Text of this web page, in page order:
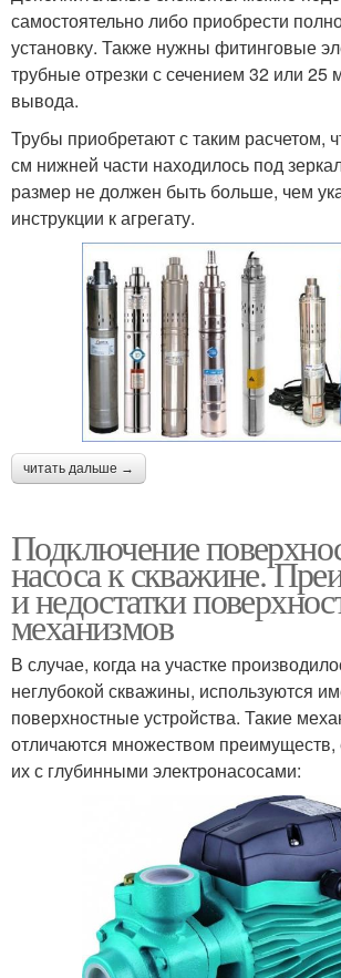
самостоятельно либо приобрести
установку. Также нужны фитинговые
трубные отрезки с сечением 32 или 25
вывода.
Трубы приобретают с таким расчетом,
см нижней части находилось под
размер не должен быть больше, чем
инструкции к агрегату.
читать дальше →
Подключение
насоса к скважине.
и недостатки
механизмов
В случае, когда на участке
неглубокой скважины, используются
поверхностные устройства. Такие
отличаются множеством преимуществ,
их с глубинными электронасосами: